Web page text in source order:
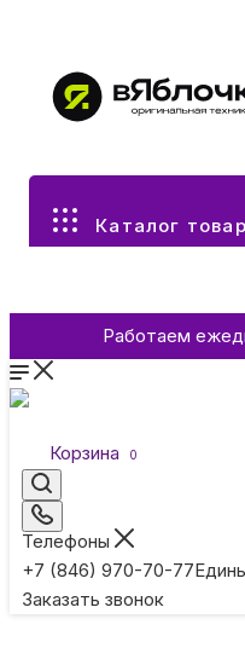
Каталог
Работаем
Корзина 0
Телефоны
+7 (846) 970-70-77
Заказать звонок
Все разделы каталога